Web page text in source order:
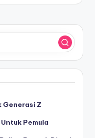
Generasi Z
Pemula